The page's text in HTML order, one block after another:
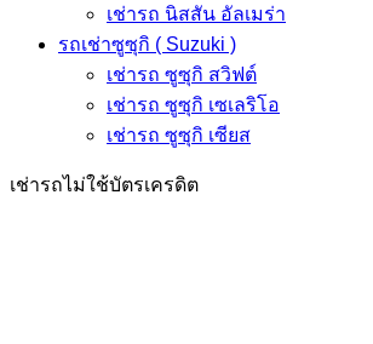
เช่ารถ นิสสัน อัลเมร่า
รถเช่าซูซุกิ ( Suzuki )
เช่ารถ ซูซุกิ สวิฟต์
เช่ารถ ซูซุกิ เซเลริโอ
เช่ารถ ซูซุกิ เซียส
เช่ารถไม่ใช้บัตรเครดิต